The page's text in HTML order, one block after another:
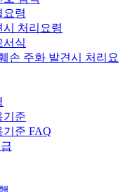
요령
처리요령
서식
손 주화 발견시 처리요
기준
기준 FAQ